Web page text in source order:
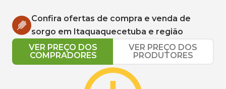
Confira ofertas de compra e venda de
sorgo em Itaquaquecetuba e região
VER PREÇO DOS
COMPRADORES
VER PREÇO DOS
PRODUTORES